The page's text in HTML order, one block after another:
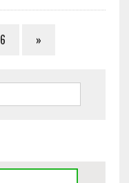
6 »